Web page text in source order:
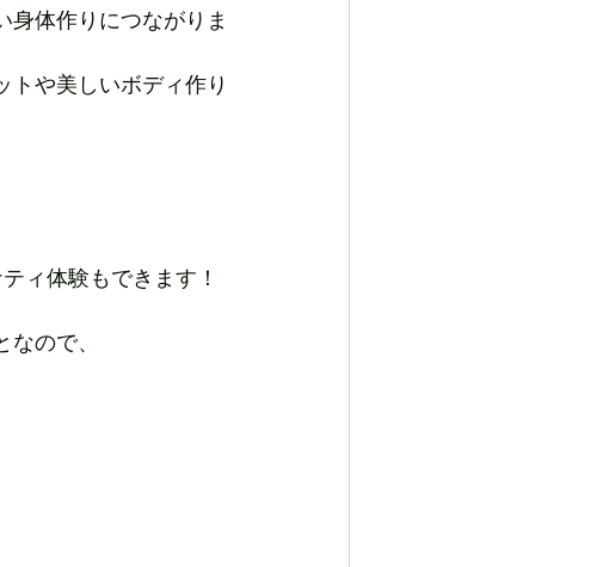
身体作りにつながりま
トや美しいボディ作り
ィ体験もできます！
ので、